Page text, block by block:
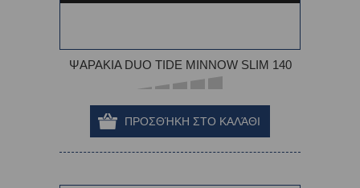
ΨΑΡΑΚΙΑ DUO TIDE MINNOW SLIM 140